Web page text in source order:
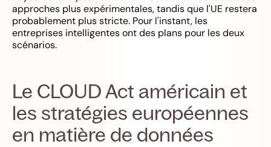
approches plus expérimentales, tandis que l'UE restera
probablement plus stricte. Pour l'instant, les
entreprises intelligentes ont des plans pour les deux
scénarios.
Le CLOUD Act américain et
les stratégies européennes
en matière de données